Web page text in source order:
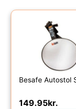
Besafe Autostol
149.95kr.